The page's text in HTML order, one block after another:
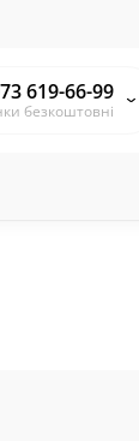
619-66-99
безкоштовні